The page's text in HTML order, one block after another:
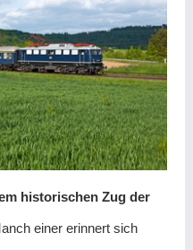
historischen Zug der
einer erinnert sich